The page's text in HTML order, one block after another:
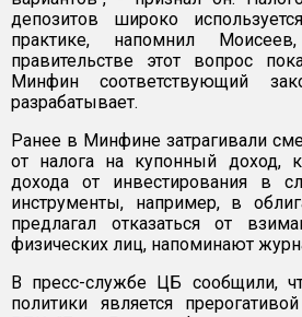
депозитов широко
практике, напомнил
правительстве этот вопрос
Минфин соответствующий
разрабатывает.
Ранее в Минфине затрагивали
от налога на купонный доход,
дохода от инвестирования в
инструменты, например, в
предлагал отказаться от
физических лиц, напоминают
В пресс-службе ЦБ сообщили,
политики является